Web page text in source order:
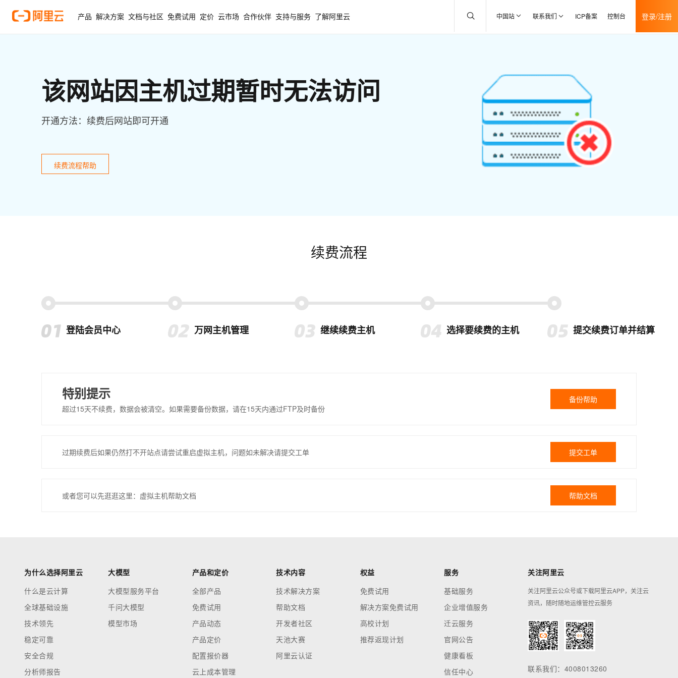
产品 解决方案 文档与社区 免费试用 定价 云市场 合作伙伴 支持与服务 了解阿里云 中国站 联系我们 ICP备案 控制台 登录/注册
该网站因主机过期暂时无法访问
开通方法：续费后网站即可开通
续费流程帮助
续费流程
登陆会员中心 万网主机管理 继续续费主机 选择要续费的主机 提交续费订单并结算
特别提示
超过15天不续费，数据会被清空。如果需要备份数据，请在15天内通过FTP及时备份
备份帮助
过期续费后如果仍然打不开站点请尝试重启虚拟主机，问题如未解决请提交工单 提交工单
或者您可以先逛逛这里：虚拟主机帮助文档 帮助文档